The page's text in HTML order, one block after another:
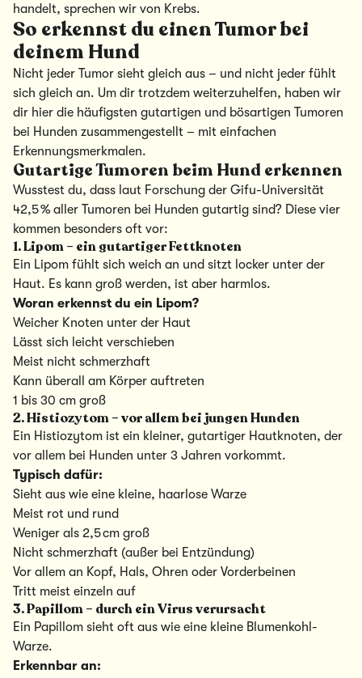
handelt, sprechen wir von Krebs.
So erkennst du einen Tumor bei
deinem Hund
Nicht jeder Tumor sieht gleich aus – und nicht jeder fühlt
sich gleich an. Um dir trotzdem weiterzuhelfen, haben wir
dir hier die häufigsten gutartigen und bösartigen Tumoren
bei Hunden zusammengestellt – mit einfachen
Erkennungsmerkmalen.
Gutartige Tumoren beim Hund erkennen
Wusstest du, dass laut Forschung der Gifu-Universität
42,5 % aller Tumoren bei Hunden gutartig sind? Diese vier
kommen besonders oft vor:
1. Lipom – ein gutartiger Fettknoten
Ein Lipom fühlt sich weich an und sitzt locker unter der
Haut. Es kann groß werden, ist aber harmlos.
Woran erkennst du ein Lipom?
Weicher Knoten unter der Haut
Lässt sich leicht verschieben
Meist nicht schmerzhaft
Kann überall am Körper auftreten
1 bis 30 cm groß
2. Histiozytom – vor allem bei jungen Hunden
Ein Histiozytom ist ein kleiner, gutartiger Hautknoten, der
vor allem bei Hunden unter 3 Jahren vorkommt.
Typisch dafür:
Sieht aus wie eine kleine, haarlose Warze
Meist rot und rund
Weniger als 2,5 cm groß
Nicht schmerzhaft (außer bei Entzündung)
Vor allem an Kopf, Hals, Ohren oder Vorderbeinen
Tritt meist einzeln auf
3. Papillom – durch ein Virus verursacht
Ein Papillom sieht oft aus wie eine kleine Blumenkohl-
Warze.
Erkennbar an: